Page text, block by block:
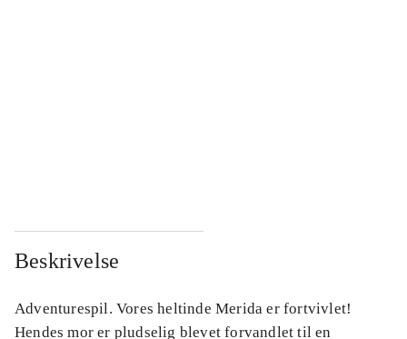
Beskrivelse
Adventurespil. Vores heltinde Merida er fortvivlet!
Hendes mor er pludselig blevet forvandlet til en